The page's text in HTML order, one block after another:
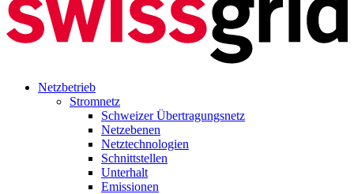
Netzbetrieb
Stromnetz
Schweizer Übertragungsnetz
Netzebenen
Netztechnologien
Schnittstellen
Unterhalt
Emissionen